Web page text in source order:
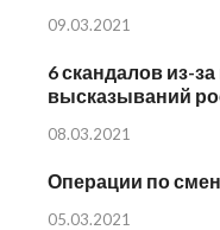
09.03.2021
6 скандалов из-
высказываний
08.03.2021
Операции по
05.03.2021